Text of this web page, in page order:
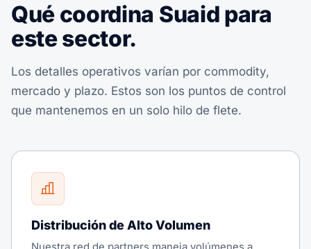
Qué coordina Suaid para
este sector.
Los detalles operativos varían por commodity,
mercado y plazo. Estos son los puntos de control
que mantenemos en un solo hilo de flete.
Distribución de Alto Volumen